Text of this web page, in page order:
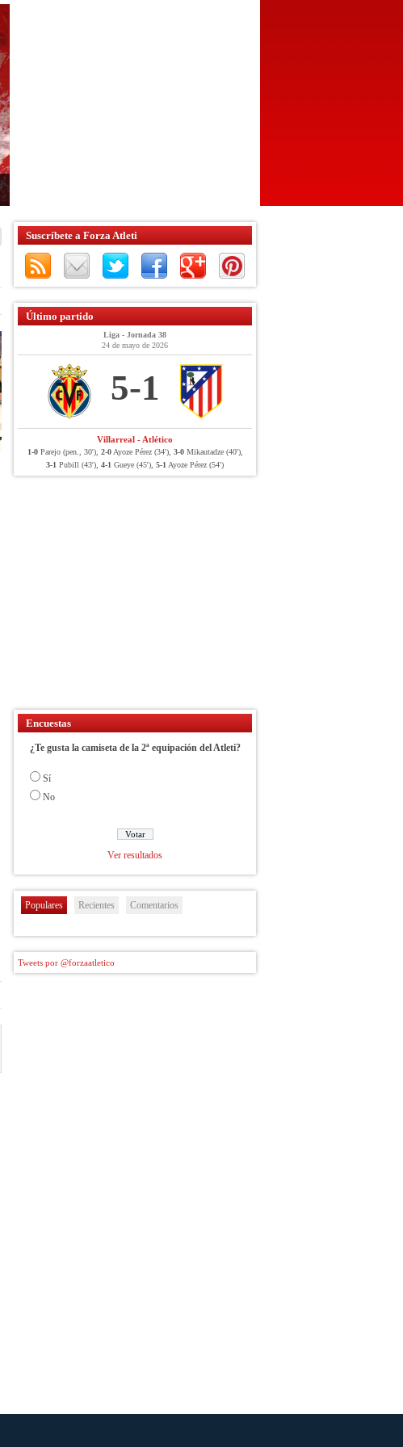
Suscríbete a Forza Atleti
Último partido
Liga - Jornada 38
24 de mayo de 2026
5-1
Villarreal - Atlético
1-0Parejo (pen., 30'), 2-0Ayoze Pérez (34'), 3-0Mikautadze (40'),
3-1 Pubill (43'), 4-1 Gueye (45'), 5-1 Ayoze Pérez (54')
Encuestas
¿Te gusta la camiseta de la 2ª equipación del Atleti?
Sí
No
Ver resultados
Populares Recientes Comentarios
Tweets por @forzaatletico